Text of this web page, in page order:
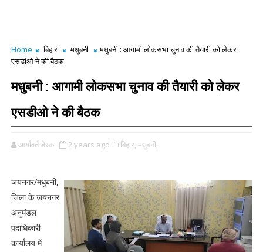
Home बिहार मधुबनी
मधुबनी : आगामी लोकसभा चुनाव की तैयारी को लेकर
एसडीओ ने की बैठक
मधुबनी : आगामी लोकसभा चुनाव की तैयारी को लेकर
एसडीओ ने की बैठक
आर्यावर्त डेस्क 2 years ago बिहार, मधुबनी,
जयनगर/मधुबनी,
जिला के जयनगर
अनुमंडल
पदाधिकारी
कार्यालय में